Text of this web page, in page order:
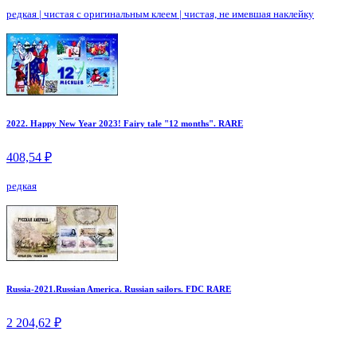
редкая | чистая с оригинальным клеем | чистая, не имевшая наклейку
2022. Happy New Year 2023! Fairy tale "12 months". RARE
408,54 ₽
редкая
Russia-2021.Russian America. Russian sailors. FDC RARE
2 204,62 ₽